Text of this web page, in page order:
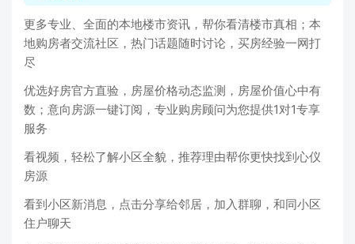
更多专业、全面的本地楼市资讯，帮你看清楼市真相；本
地购房者交流社区，热门话题随时讨论，买房经验一网打
尽
优选好房官方直验，房屋价格动态监测，房屋价值心中有
数；意向房源一键订阅，专业购房顾问为您提供1对1专享
服务
看视频，轻松了解小区全貌，推荐理由帮你更快找到心仪
房源
看到小区新消息，点击分享给邻居，加入群聊，和同小区
住户聊天